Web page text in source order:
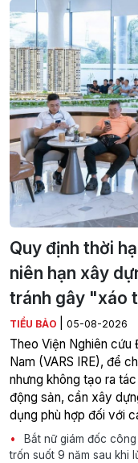
Quy định thời
niên hạn xây
tránh gây "xáo
TIỂU BẢO 05-08-2026
Theo Viện Nghiên
Nam (VARS IRE), để
nhưng không tạo ra
động sản, cần xây
dụng phù hợp đối với
Bắt nữ giám đốc
trốn suốt 9 năm sau khi